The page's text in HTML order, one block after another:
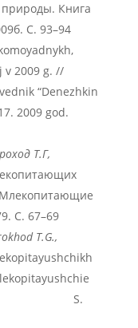
Книга
С. 93–94
v 2009 g. //
“Denezhkin
2009 god.
Т.Г,
С. 67–69
T.G.,
1979. S.